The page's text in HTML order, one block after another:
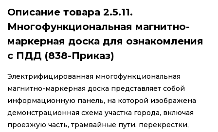
Описание товара 2.5.11.
Многофункциональная магнитно-
маркерная доска для ознакомления
с ПДД (838-Приказ)
Электрифицированная многофункциональная
магнитно-маркерная доска представляет собой
информационную панель, на которой изображена
демонстрационная схема участка города, включая
проезжую часть, трамвайные пути, перекрестки,